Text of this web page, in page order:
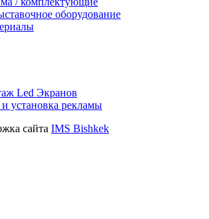
оборудование
Led Экранов
установка рекламы
сайта IMS Bishkek